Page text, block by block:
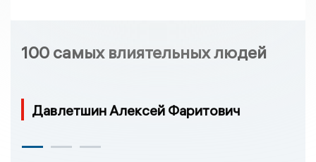
100 самых влиятельных людей
Давлетшин Алексей Фаритович